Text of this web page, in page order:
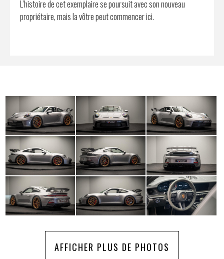
L’histoire de cet exemplaire se poursuit avec son nouveau
propriétaire, mais la vôtre peut commencer ici.
AFFICHER PLUS DE PHOTOS